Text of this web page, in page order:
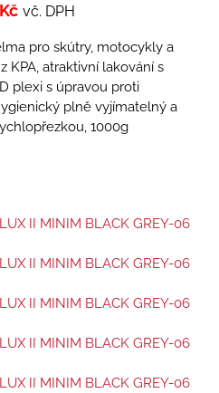
Kč vč. DPH
pro skútry, motocykly a
KPA, atraktivní lakování s
plexi s úpravou proti
plně vyjímatelný a
1000g
II MINIM BLACK GREY-06
II MINIM BLACK GREY-06
II MINIM BLACK GREY-06
II MINIM BLACK GREY-06
II MINIM BLACK GREY-06